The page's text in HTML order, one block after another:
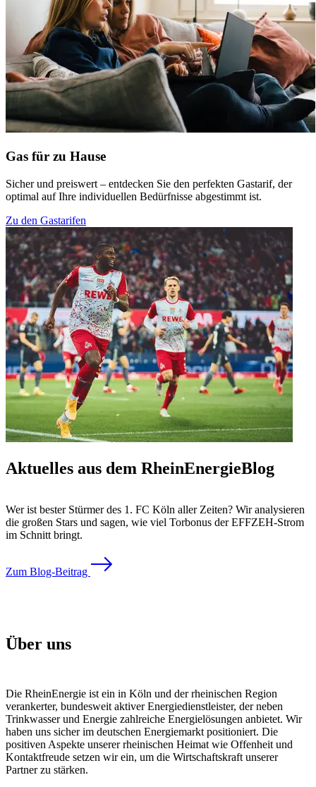
Gas für zu Hause
Sicher und preiswert – entdecken Sie den perfekten Gastarif, der
optimal auf Ihre individuellen Bedürfnisse abgestimmt ist.
Zu den Gastarifen
Aktuelles aus dem RheinEnergieBlog
Wer ist bester Stürmer des 1. FC Köln aller Zeiten? Wir analysieren
die großen Stars und sagen, wie viel Torbonus der EFFZEH-Strom
im Schnitt bringt.
Zum Blog-Beitrag
Über uns
Die RheinEnergie ist ein in Köln und der rheinischen Region
verankerter, bundesweit aktiver Energiedienstleister, der neben
Trinkwasser und Energie zahlreiche Energielösungen anbietet. Wir
haben uns sicher im deutschen Energiemarkt positioniert. Die
positiven Aspekte unserer rheinischen Heimat wie Offenheit und
Kontaktfreude setzen wir ein, um die Wirtschaftskraft unserer
Partner zu stärken.